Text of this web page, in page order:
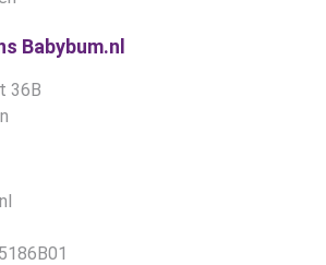
Babybum.nl
36B